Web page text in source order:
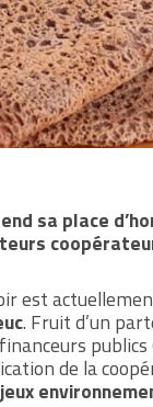
sa place
est
. Fruit d’un
publics
de la